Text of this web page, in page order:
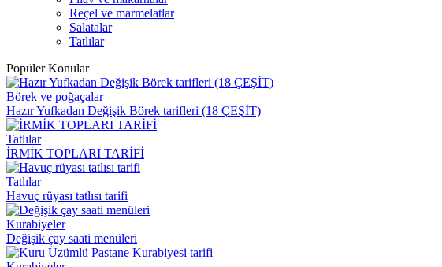
Reçel ve marmelatlar
Salatalar
Tatlılar
Popüler Konular
Börek ve poğaçalar
Hazır Yufkadan Değişik Börek tarifleri (18 ÇEŞİT)
Tatlılar
İRMİK TOPLARI TARİFİ
Tatlılar
Havuç rüyası tatlısı tarifi
Kurabiyeler
Değişik çay saati menüleri